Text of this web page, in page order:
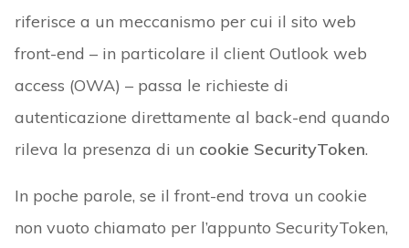
riferisce a un meccanismo per cui il sito web
front-end – in particolare il client Outlook web
access (OWA) – passa le richieste di
autenticazione direttamente al back-end quando
rileva la presenza di un cookie SecurityToken.
In poche parole, se il front-end trova un cookie
non vuoto chiamato per l’appunto SecurityToken,